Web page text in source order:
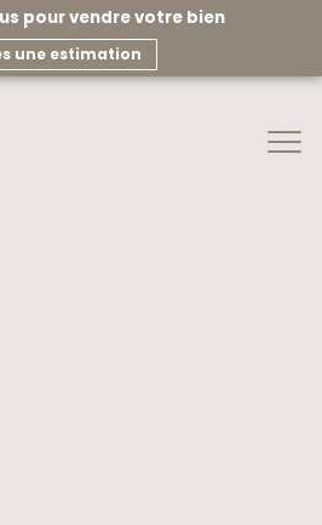
pour vendre votre bien
une estimation